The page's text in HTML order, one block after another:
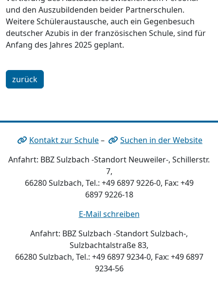
und den Auszubildenden beider Partnerschulen.
Weitere Schüleraustausche, auch ein Gegenbesuch
deutscher Azubis in der französischen Schule, sind für
Anfang des Jahres 2025 geplant.
zurück
Kontakt zur Schule–
Suchen in der Website
Anfahrt: BBZ Sulzbach -Standort Neuweiler-, Schillerstr.
7,
66280 Sulzbach, Tel.: +49 6897 9226-0, Fax: +49
6897 9226-18
E-Mail schreiben
Anfahrt: BBZ Sulzbach -Standort Sulzbach-,
Sulzbachtalstraße 83,
66280 Sulzbach, Tel.: +49 6897 9234-0, Fax: +49 6897
9234-56